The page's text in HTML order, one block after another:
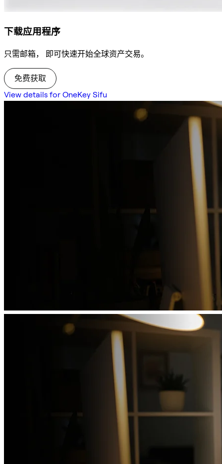
下载应用程序
只需邮箱， 即可快速开始全球资产交易。
免费获取
View details for OneKey Sifu